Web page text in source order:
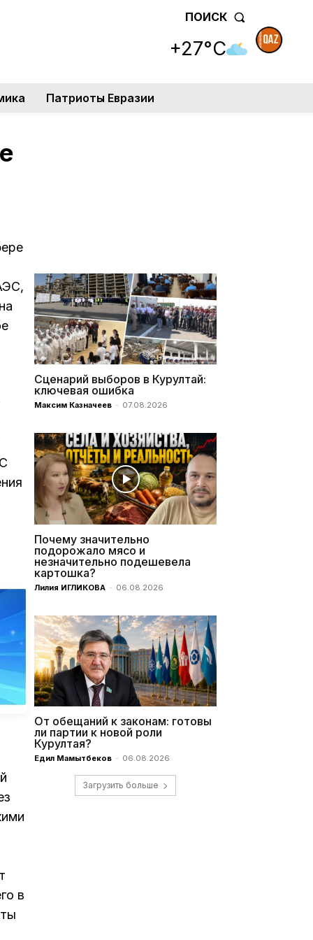
ПОИСК
+27°C
Патриоты Евразии
в
Сценарий выборов в Курултай:
ключевая ошибка
Максим Казначеев - 07.08.2026
Почему значительно
подорожало мясо и
незначительно подешевела
картошка?
Лилия ИГЛИКОВА - 06.08.2026
От обещаний к законам: готовы
ли партии к новой роли
Курултая?
Едил Мамытбеков - 06.08.2026
Загрузить больше